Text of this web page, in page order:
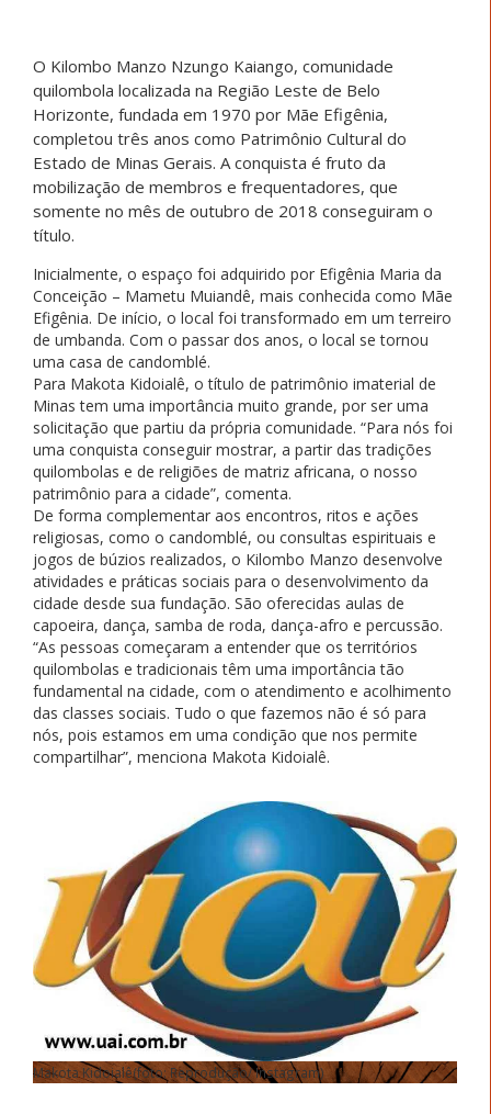
O Kilombo Manzo Nzungo Kaiango, comunidade
quilombola localizada na Região Leste de Belo
Horizonte, fundada em 1970 por Mãe Efigênia,
completou três anos como Patrimônio Cultural do
Estado de Minas Gerais. A conquista é fruto da
mobilização de membros e frequentadores, que
somente no mês de outubro de 2018 conseguiram o
título.
Inicialmente, o espaço foi adquirido por Efigênia Maria da
Conceição – Mametu Muiandê, mais conhecida como Mãe
Efigênia. De início, o local foi transformado em um terreiro
de umbanda. Com o passar dos anos, o local se tornou
uma casa de candomblé.
Para Makota Kidoialê, o título de patrimônio imaterial de
Minas tem uma importância muito grande, por ser uma
solicitação que partiu da própria comunidade. “Para nós foi
uma conquista conseguir mostrar, a partir das tradições
quilombolas e de religiões de matriz africana, o nosso
patrimônio para a cidade”, comenta.
De forma complementar aos encontros, ritos e ações
religiosas, como o candomblé, ou consultas espirituais e
jogos de búzios realizados, o Kilombo Manzo desenvolve
atividades e práticas sociais para o desenvolvimento da
cidade desde sua fundação. São oferecidas aulas de
capoeira, dança, samba de roda, dança-afro e percussão.
“As pessoas começaram a entender que os territórios
quilombolas e tradicionais têm uma importância tão
fundamental na cidade, com o atendimento e acolhimento
das classes sociais. Tudo o que fazemos não é só para
nós, pois estamos em uma condição que nos permite
compartilhar”, menciona Makota Kidoialê.
Makota Kidoialê(foto: Reprodução/ Instagram)